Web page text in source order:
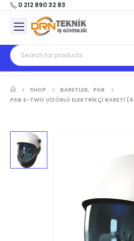
0 212 890 32 83
SHOP BARETLER, PAB
PAB E-TWO VIZÖRLÜ ELEKTRIKÇI BARETI